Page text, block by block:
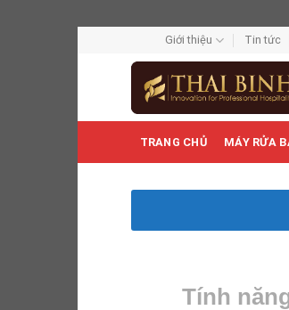
Giới thiệu Tin tức
TRANG CHỦ MÁY RỬA
Tính